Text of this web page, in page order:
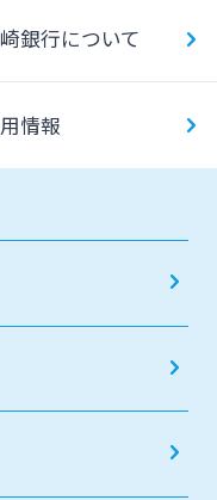
銀行について
情報